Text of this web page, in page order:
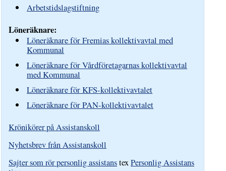
Arbetstidslagstiftning
Löneräknare:
Löneräknare för Fremias kollektivavtal med
Kommunal
Löneräknare för Vårdföretagarnas kollektivavtal
med Kommunal
Löneräknare för KFS-kollektivavtalet
Löneräknare för PAN-kollektivavtalet
Krönikörer på Assistanskoll
Nyhetsbrev från Assistanskoll
Sajter som rör personlig assistanstexPersonlig Assistans